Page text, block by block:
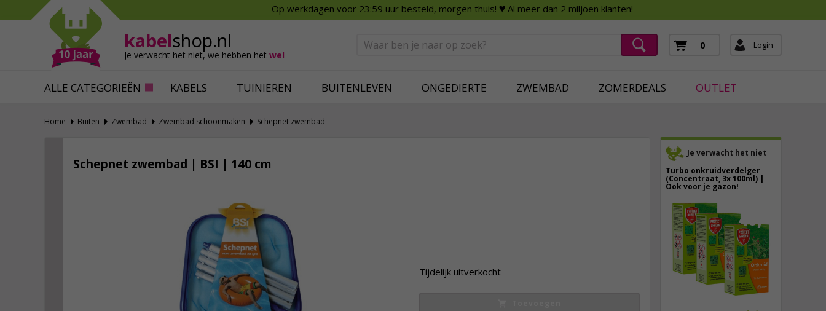
Op werkdagen voor 23:59 uur besteld, morgen thuis! ♥ Al meer dan 2 miljoen klanten!
kabelshop.nl
Je verwacht het niet, we hebben het wel
0 Login
ALLE CATEGORIEËN KABELS TUINIEREN BUITENLEVEN ONGEDIERTE ZWEMBAD ZOMERDEALS OUTLET
Mollen verjagen
Slakken bestrijden
Katten verjagen
Alles tegen ongedierte
Verfbenodigdheden
Behangbenodigdheden
Ventilatie
Smart Home
Deurbellen
Slimme beveiliging
Home Buiten Zwembad Zwembad schoonmaken Schepnet zwembad
Je verwacht het niet
Turbo onkruidverdelger
(Concentraat, 3x 100ml) |
Ook voor je gazon!
40,
Schepnet zwembad | BSI | 140 cm
Tijdelijk uitverkocht